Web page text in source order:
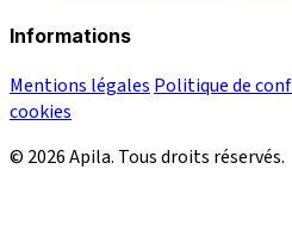
Informations
Mentions légales Politique de
cookies
© 2026 Apila. Tous droits réservés.